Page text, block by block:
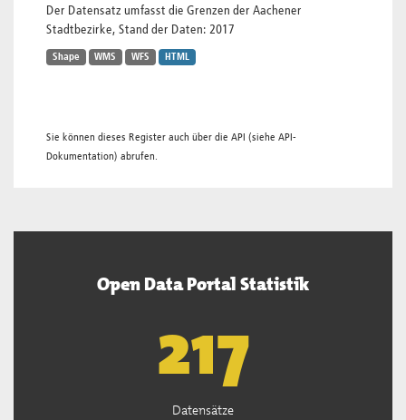
Der Datensatz umfasst die Grenzen der Aachener
Stadtbezirke, Stand der Daten: 2017
Shape WMS WFS HTML
Sie können dieses Register auch über die API (siehe API-
Dokumentation) abrufen.
Open Data Portal Statistik
219
Datensätze